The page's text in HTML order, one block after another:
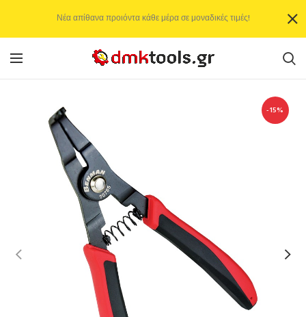
-15%
Νέα απίθανα προιόντα κάθε μέρα σε μοναδικές τιμές!